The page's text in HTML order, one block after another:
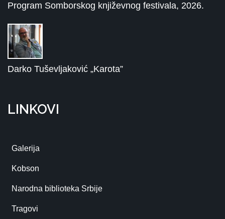
Program Somborskog književnog festivala, 2026.
Darko Tuševljaković „Karota”
LINKOVI
Galerija
Kobson
Narodna biblioteka Srbije
Tragovi